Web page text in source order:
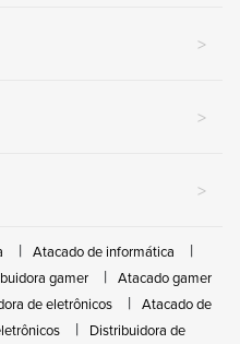
>
>
>
Atacado de informática
gamer
Atacado gamer
de eletrônicos
Atacado de
Distribuidora de